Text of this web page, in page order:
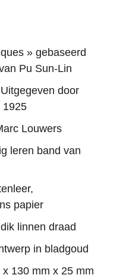
» gebaseerd
Pu Sun-Lin
door
1925
Louwers
leren band van
papier
linnen draad
in bladgoud
130 mm x 25 mm